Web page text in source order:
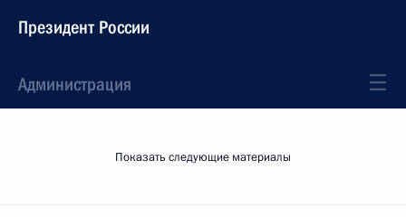
Президент России
Администрация
Показать следующие материалы